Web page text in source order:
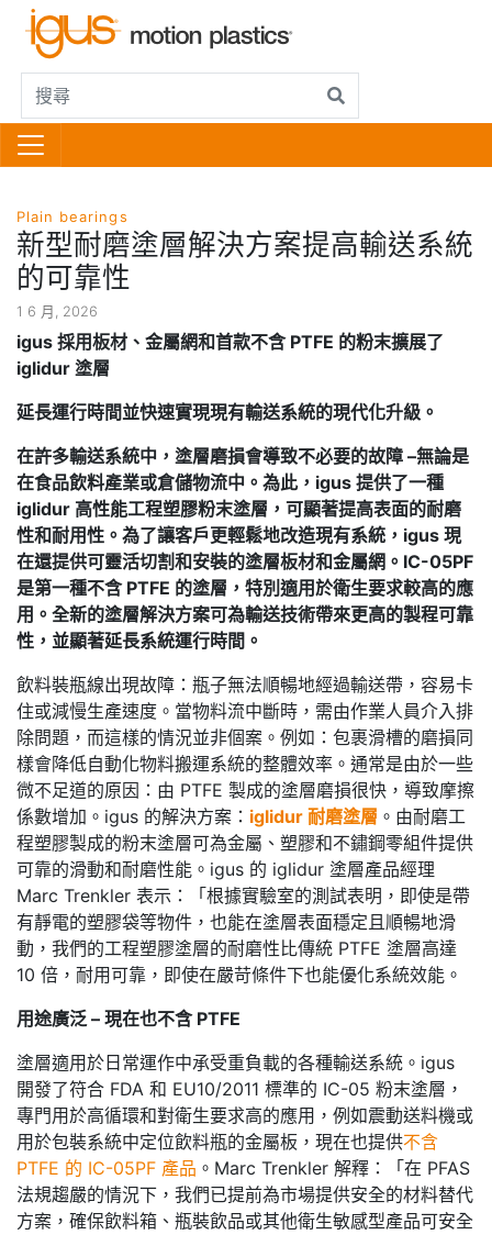
Plain bearings
新型耐磨塗層解決方案提高輸送系統
的可靠性
1 6 月, 2026
igus 採用板材、金屬網和首款不含 PTFE 的粉末擴展了
iglidur 塗層
延長運行時間並快速實現現有輸送系統的現代化升級。
在許多輸送系統中，塗層磨損會導致不必要的故障 –無論是
在食品飲料產業或倉儲物流中。為此，igus 提供了一種
iglidur 高性能工程塑膠粉末塗層，可顯著提高表面的耐磨
性和耐用性。為了讓客戶更輕鬆地改造現有系統，igus 現
在還提供可靈活切割和安裝的塗層板材和金屬網。IC-05PF
是第一種不含 PTFE 的塗層，特別適用於衛生要求較高的應
用。全新的塗層解決方案可為輸送技術帶來更高的製程可靠
性，並顯著延長系統運行時間。
飲料裝瓶線出現故障：瓶子無法順暢地經過輸送帶，容易卡
住或減慢生產速度。當物料流中斷時，需由作業人員介入排
除問題，而這樣的情況並非個案。例如：包裹滑槽的磨損同
樣會降低自動化物料搬運系統的整體效率。通常是由於一些
微不足道的原因：由 PTFE 製成的塗層磨損很快，導致摩擦
係數增加。igus 的解決方案： iglidur 耐磨塗層 。由耐磨工
程塑膠製成的粉末塗層可為金屬、塑膠和不鏽鋼零組件提供
可靠的滑動和耐磨性能。igus 的 iglidur 塗層產品經理
Marc Trenkler 表示：「根據實驗室的測試表明，即使是帶
有靜電的塑膠袋等物件，也能在塗層表面穩定且順暢地滑
動，我們的工程塑膠塗層的耐磨性比傳統 PTFE 塗層高達
10 倍，耐用可靠，即使在嚴苛條件下也能優化系統效能。
用途廣泛 – 現在也不含 PTFE
塗層適用於日常運作中承受重負載的各種輸送系統。igus
開發了符合 FDA 和 EU10/2011 標準的 IC-05 粉末塗層，
專門用於高循環和對衛生要求高的應用，例如震動送料機或
用於包裝系統中定位飲料瓶的金屬板，現在也提供不含
PTFE 的 IC-05PF 產品 。Marc Trenkler 解釋：「在 PFAS
法規趨嚴的情況下，我們已提前為市場提供安全的材料替代
方案，確保飲料箱、瓶裝飲品或其他衛生敏感型產品可安全